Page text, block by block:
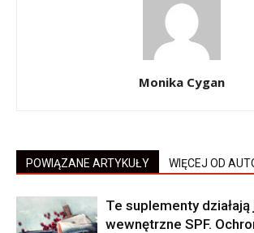
Monika Cygan
POWIĄZANE ARTYKUŁY WIĘCEJ OD
Te suplementy działają
wewnętrzne SPF.